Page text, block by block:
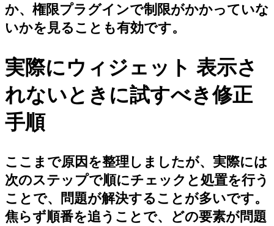
か、権限プラグインで制限がかかっていな
いかを見ることも有効です。
実際にウィジェット 表示さ
れないときに試すべき修正
手順
ここまで原因を整理しましたが、実際には
次のステップで順にチェックと処置を行う
ことで、問題が解決することが多いです。
焦らず順番を追うことで、どの要素が問題